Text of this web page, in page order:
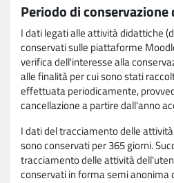
Periodo di conservazione
I dati legati alle attività didattiche
conservati sulle piattaforme
verifica dell'interesse alla
alle finalità per cui sono stati
effettuata periodicamente,
cancellazione a partire dall'anno
I dati del tracciamento delle
sono conservati per 365 giorni.
tracciamento delle attività
conservati in forma semi anonima